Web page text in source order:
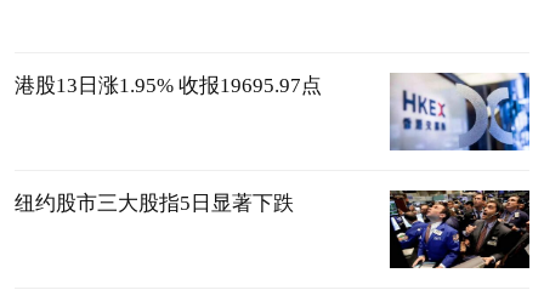
港股13日涨1.95% 收报19695.97点
纽约股市三大股指5日显著下跌